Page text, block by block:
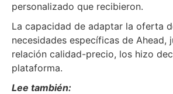
personalizado que recibieron.
La capacidad de adaptar la oferta
necesidades específicas de Ahead,
relación calidad-precio, los hizo
plataforma.
Lee también: